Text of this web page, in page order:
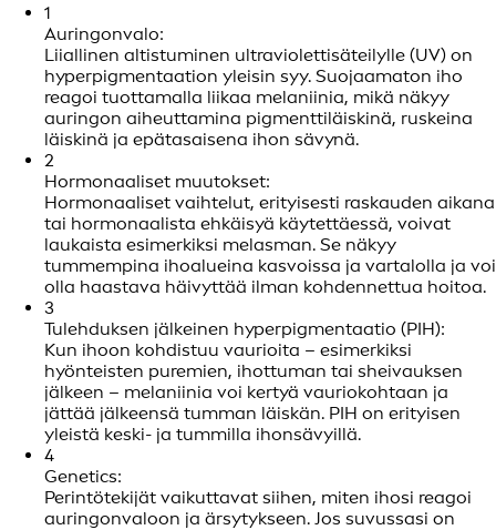
1
Auringonvalo:
Liiallinen altistuminen ultraviolettisäteilylle (UV) on
hyperpigmentaation yleisin syy. Suojaamaton iho
reagoi tuottamalla liikaa melaniinia, mikä näkyy
auringon aiheuttamina pigmenttiläiskinä, ruskeina
läiskinä ja epätasaisena ihon sävynä.
2
Hormonaaliset muutokset:
Hormonaaliset vaihtelut, erityisesti raskauden aikana
tai hormonaalista ehkäisyä käytettäessä, voivat
laukaista esimerkiksi melasman. Se näkyy
tummempina ihoalueina kasvoissa ja vartalolla ja voi
olla haastava häivyttää ilman kohdennettua hoitoa.
3
Tulehduksen jälkeinen hyperpigmentaatio (PIH):
Kun ihoon kohdistuu vaurioita – esimerkiksi
hyönteisten puremien, ihottuman tai sheivauksen
jälkeen – melaniinia voi kertyä vauriokohtaan ja
jättää jälkeensä tumman läiskän. PIH on erityisen
yleistä keski- ja tummilla ihonsävyillä.
4
Genetics:
Perintötekijät vaikuttavat siihen, miten ihosi reagoi
auringonvaloon ja ärsytykseen. Jos suvussasi on